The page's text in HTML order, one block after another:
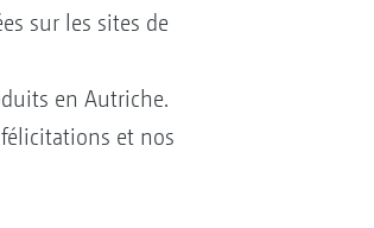
sur les sites de
en Autriche.
et nos